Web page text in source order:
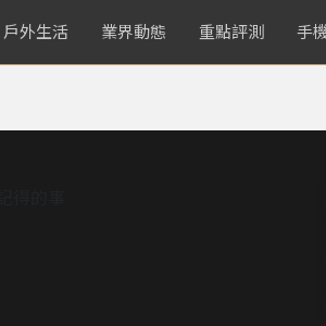
戶外生活 業界動態 重點評測 手